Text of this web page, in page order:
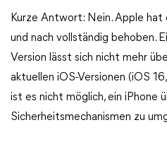
Kurze Antwort: Nein. Apple hat
und nach vollständig behoben.
Version lässt sich nicht mehr
aktuellen iOS-Versionen (iOS
ist es nicht möglich, ein iPhone
Sicherheitsmechanismen zu